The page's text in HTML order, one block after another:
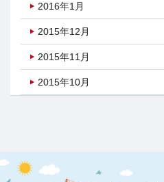
2016年1月
2015年12月
2015年11月
2015年10月